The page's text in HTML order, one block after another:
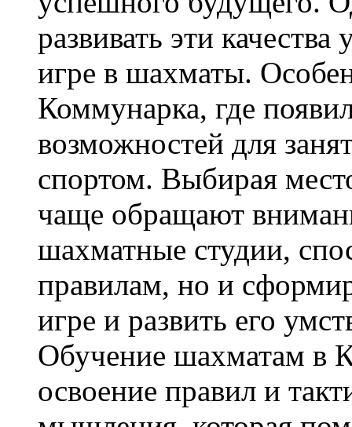
развивать эти
игре в шахматы.
Коммунарка, где
возможностей для
спортом. Выбирая
чаще обращают
шахматные студии,
правилам, но и
игре и развить его
Обучение шахматам в
освоение правил и